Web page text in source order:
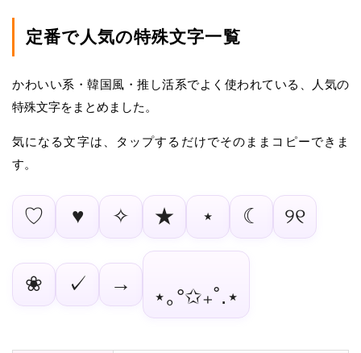
定番で人気の特殊文字一覧
かわいい系・韓国風・推し活系でよく使われている、人気の
特殊文字をまとめました。
気になる文字は、タップするだけでそのままコピーできま
す。
♡ ♥ ✧ ★ ⋆ ☾ ୨୧
❀ ✓ →
⋆｡°✩₊˚.⋆